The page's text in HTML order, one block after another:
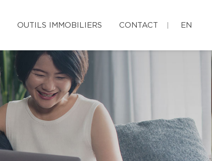
OUTILS IMMOBILIERS CONTACT EN